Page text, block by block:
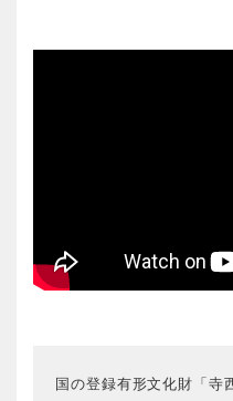
国の登録有形文化財「寺